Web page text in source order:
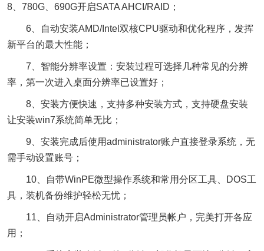
8、780G、690G开启SATA AHCI/RAID；
6、自动安装AMD/Intel双核CPU驱动和优化程序，发挥
新平台的最大性能；
7、智能分辨率设置：安装过程可选择几种常见的分辨
率，第一次进入桌面分辨率已设置好；
8、安装方便快速，支持多种安装方式，支持硬盘安装
让安装win7系统简单无比；
9、安装完成后使用administrator账户直接登录系统，无
需手动设置账号；
10、自带WinPE微型操作系统和常用分区工具、DOS工
具，装机备份维护轻松无忧；
11、自动开启Administrator管理员帐户，完美打开各应
用；